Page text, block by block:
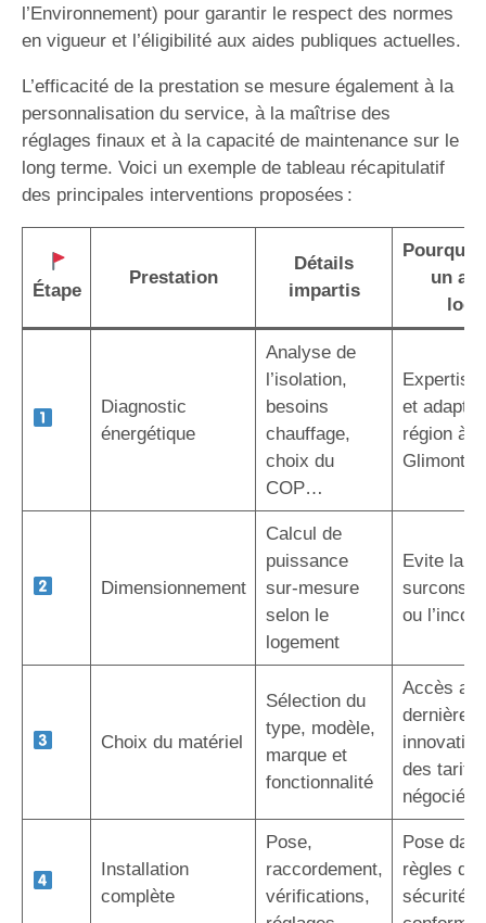
l’Environnement) pour garantir le respect des normes
en vigueur et l’éligibilité aux aides publiques actuelles.
L’efficacité de la prestation se mesure également à la
personnalisation du service, à la maîtrise des
réglages finaux et à la capacité de maintenance sur le
long terme. Voici un exemple de tableau récapitulatif
des principales interventions proposées :
Étape
Prestation
Détails
impartis
un
Diagnostic
énergétique
Analyse de
l’isolation,
besoins
chauffage,
choix du
COP…
Expertise
et
région à
Glimont
Dimensionnement
Calcul de
puissance
sur-mesure
selon le
logement
Evite la
ou
Choix du matériel
Sélection du
type, modèle,
marque et
fonctionnalité
Accès
dernières
des tarifs
négociés
Installation
complète
Pose,
raccordement,
vérifications,
Pose
règles de
sécurité